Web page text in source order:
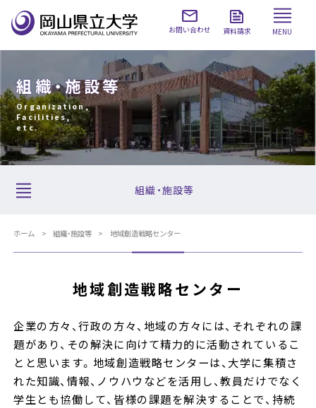
お問い合わせ 資料請求 MENU
組織・施設等
Organization,
Facilities,
etc.
組織・施設等
ホーム 組織・施設等 地域創造戦略センター
地域創造戦略センター
企業の方々、行政の方々、地域の方々には、それぞれの課
題があり、その解決に向けて精力的に活動されているこ
とと思います。地域創造戦略センターは、大学に集積さ
れた知識、情報、ノウハウなどを活用し、教員だけでなく
学生とも協働して、皆様の課題を解決することで、持続